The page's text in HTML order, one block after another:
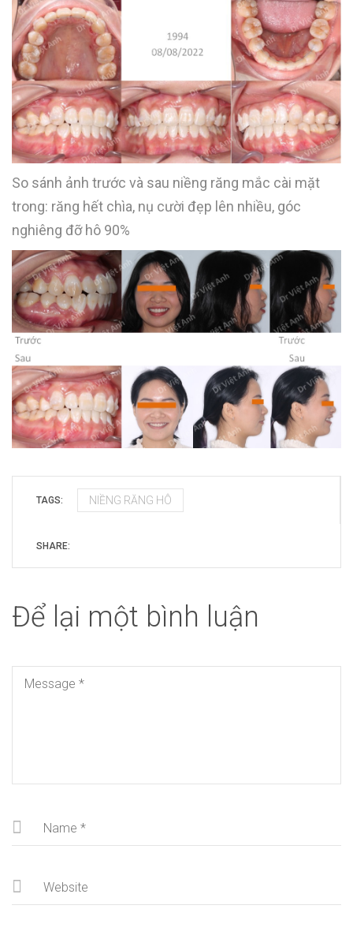
So sánh ảnh trước và sau niềng răng mắc cài mặt
trong: răng hết chìa, nụ cười đẹp lên nhiều, góc
nghiêng đỡ hô 90%
TAGS: NIỀNG RĂNG HÔ
SHARE:
Để lại một bình luận